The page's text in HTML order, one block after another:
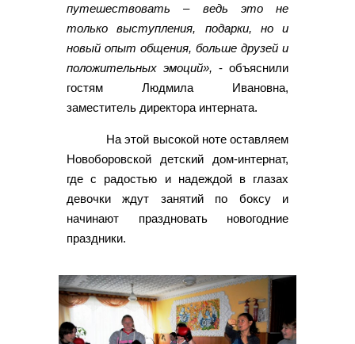
путешествовать – ведь это не
только выступления, подарки, но и
новый опыт общения, больше друзей и
положительных эмоций», - объяснили
гостям Людмила Ивановна,
заместитель директора интерната.
На этой высокой ноте оставляем
Новоборовской детский дом-интернат,
где с радостью и надеждой в глазах
девочки ждут занятий по боксу и
начинают праздновать новогодние
праздники.